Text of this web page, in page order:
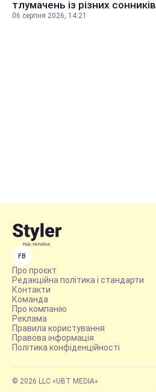
тлумачень із різних сонників
06 серпня 2026, 14:21
FB
Про проєкт
Редакційна політика і стандарти
Контакти
Команда
Про компанію
Реклама
Правила користування
Правова інформація
Політика конфіденційності
© 2026 LLC «UBT MEDIA»